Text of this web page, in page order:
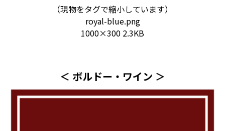
（現物をタグで縮小しています）
royal-blue.png
1000×300 2.3KB
＜ ボルドー・ワイン ＞